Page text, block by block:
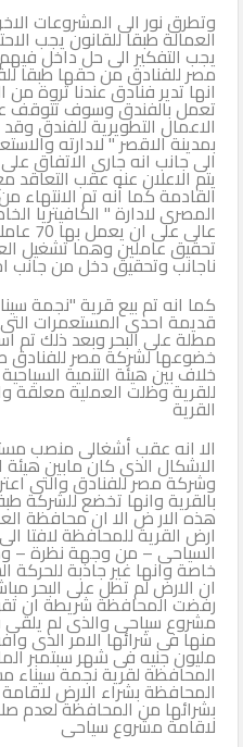
وتطرق نور الى المشروعات
العمالة طبقا للقانون يجب
يجب التفكير الى حل داخل
مصر للفنادق من حقها طبقا
انها تدير فنادق عندنا ثروة من
تعمل بالفندق وسوف تتوقف
الاعمال التطويرية للفندق
بمدينة الاقصر " لادارته
الى جانب انه جارى الاتفاق
يتم الاعلان عنه عقب التعاقد
القادمة كما أنه تم الانتهاء
المصرى لادارة " الكافيتريا
عالى
تحقيق عاملين وهما تشغيل
ناجانب وتحقيق دخل من جانب
كما انه تم بيع قرية "نجمة
قديمة احدى المستعمرات
مطلة على البحر وبعد ذلك تم
خضوعها لشركة مصر للفنادق
خلاف بين هيئة التنمية
للقرية وظلت العملية معلقة
القرية
الا انه عقب أشغالى منصب
الاشكال الذى كان مابين هيئة
وشركة مصر للفنادق والتى
بالقرية وانها تخضع للشركة
هذه الار ض الا ان محافظة
ارض القرية للمحافظة لافتا
السياحى – من وجهة نظرة –
خاصة وانها غير جاذبة للحركة
ان الارض لم تطل على البحر
رفضت المحافظة شريطة ان
مشروع سياحى والذى لم يلقى
مليون جنيه فى شهر سبتمبر
المحافظة لقرية نجمة سيناء
المحافظة بشراء الارض
بشرائها من المحافظة لعدم
لاقامة مشروع سياحى